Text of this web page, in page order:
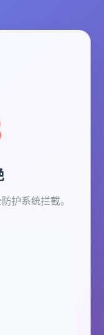
护系统拦截。